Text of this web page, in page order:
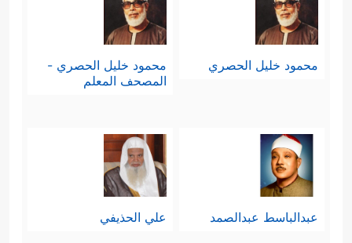
محمود خليل الحصري
محمود خليل الحصري -
المصحف المعلم
عبدالباسط عبدالصمد علي الحذيفي